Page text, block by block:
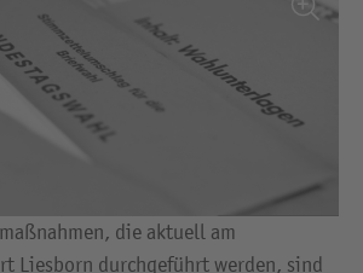
die aktuell am
Liesborn durchgeführt werden, sind